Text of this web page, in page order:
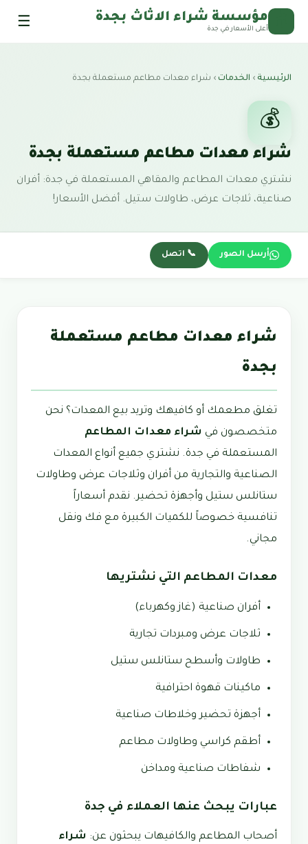
مؤسسة شراء الاثاث بجدة
أعلى الأسعار في جدة ☰
الرئيسية › الخدمات › شراء معدات مطاعم مستعملة بجدة
💰
شراء معدات مطاعم مستعملة بجدة
نشتري معدات المطاعم والمقاهي المستعملة في جدة: أفران
صناعية، ثلاجات عرض، طاولات ستيل. أفضل الأسعار!
أرسل الصور 📞 اتصل
شراء معدات مطاعم مستعملة
بجدة
تغلق مطعمك أو كافيهك وتريد بيع المعدات؟ نحن
متخصصون في شراء معدات المطاعم
المستعملة في جدة. نشتري جميع أنواع المعدات
الصناعية والتجارية من أفران وثلاجات عرض وطاولات
ستانلس ستيل وأجهزة تحضير. نقدم أسعاراً
تنافسية خصوصاً للكميات الكبيرة مع فك ونقل
مجاني.
معدات المطاعم التي نشتريها
أفران صناعية (غاز وكهرباء)
ثلاجات عرض ومبردات تجارية
طاولات وأسطح ستانلس ستيل
ماكينات قهوة احترافية
أجهزة تحضير وخلاطات صناعية
أطقم كراسي وطاولات مطاعم
شفاطات صناعية ومداخن
عبارات يبحث عنها العملاء في جدة
أصحاب المطاعم والكافيهات يبحثون عن: شراء